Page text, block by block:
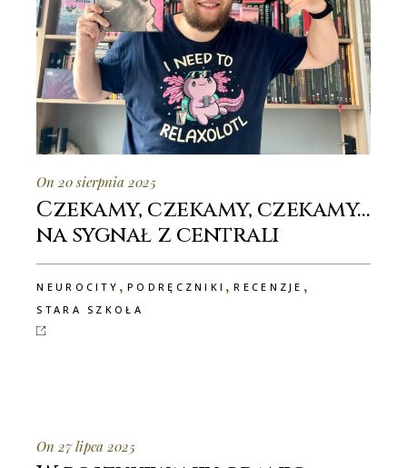
On 20 sierpnia 2025
Czekamy, czekamy, czekamy…
na sygnał z centrali
NEUROCITY ,PODRĘCZNIKI ,RECENZJE ,
STARA SZKOŁA
On 27 lipca 2025